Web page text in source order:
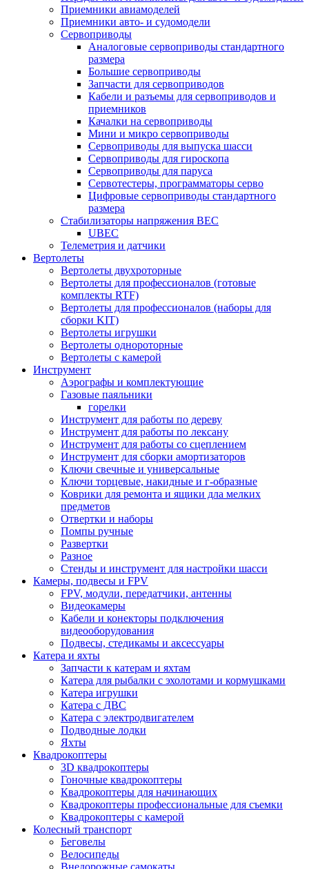
Приемники авиамоделей
Приемники авто- и судомодели
Сервоприводы
Аналоговые сервоприводы стандартного
размера
Большие сервоприводы
Запчасти для сервоприводов
Кабели и разъемы для сервоприводов и
приемников
Качалки на сервоприводы
Мини и микро сервоприводы
Сервоприводы для выпуска шасси
Сервоприводы для гироскопа
Сервоприводы для паруса
Сервотестеры, программаторы серво
Цифровые сервоприводы стандартного
размера
Стабилизаторы напряжения BEC
UBEC
Телеметрия и датчики
Вертолеты
Вертолеты двухроторные
Вертолеты для профессионалов (готовые
комплекты RTF)
Вертолеты для профессионалов (наборы для
сборки KIT)
Вертолеты игрушки
Вертолеты однороторные
Вертолеты с камерой
Инструмент
Аэрографы и комплектующие
Газовые паяльники
горелки
Инструмент для работы по дереву
Инструмент для работы по лексану
Инструмент для работы со сцеплением
Инструмент для сборки амортизаторов
Ключи свечные и универсальные
Ключи торцевые, накидные и г-образные
Коврики для ремонта и ящики дла мелких
предметов
Отвертки и наборы
Помпы ручные
Развертки
Разное
Стенды и инструмент для настройки шасси
Камеры, подвесы и FPV
FPV, модули, передатчики, антенны
Видеокамеры
Кабели и конекторы подключения
видеооборудования
Подвесы, стедикамы и аксессуары
Катера и яхты
Запчасти к катерам и яхтам
Катера для рыбалки с эхолотами и кормушками
Катера игрушки
Катера с ДВС
Катера с электродвигателем
Подводные лодки
Яхты
Квадрокоптеры
3D квадрокоптеры
Гоночные квадрокоптеры
Квадрокоптеры для начинающих
Квадрокоптеры профессиональные для съемки
Квадрокоптеры с камерой
Колесный транспорт
Беговелы
Велосипеды
Внедорожные самокаты